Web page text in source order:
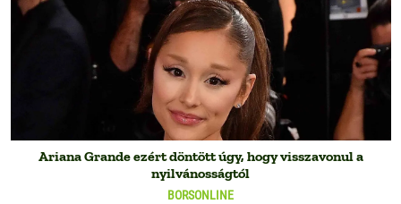
BORSONLINE
Ariana Grande ezért döntött úgy, hogy visszavonul a
nyilvánosságtól